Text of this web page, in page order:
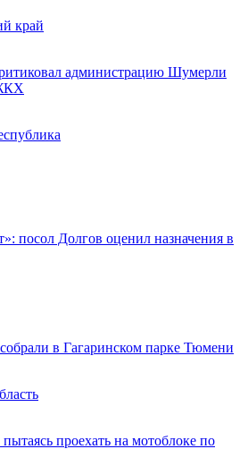
край
администрацию Шумерли
посол Долгов оценил назначения в
в Гагаринском парке Тюмени
проехать на мотоблоке по